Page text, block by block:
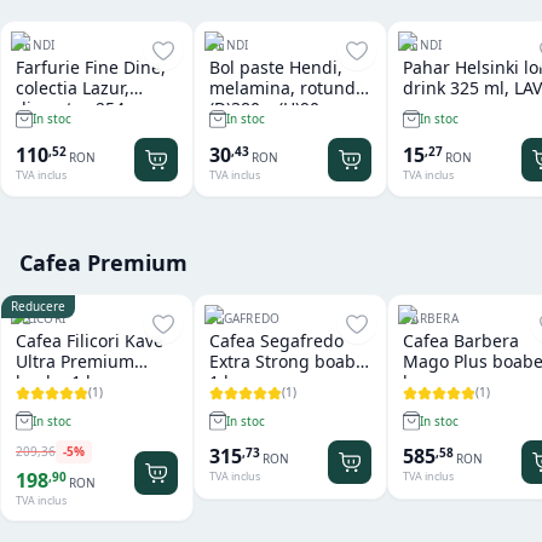
HENDI
Farfurie Fine Dine,
colectia Lazur,
diametru 254 mm,
portelan decorat
manual
In stoc
110,52 RON
TVA inclus
HENDI
Bol paste Hendi,
melamina, rotund
(D)380 x (H)90 mm
In stoc
30,43 RON
TVA inclus
HENDI
Pahar Helsinki
drink 325 ml, LAV
In stoc
15,27 RON
TVA inclus
Cafea Premium
Reducere
FILICORI
Cafea Filicori Kave
Ultra Premium
boabe 1 kg
(1)
In stoc
209,36 -5%
198,90 RON
TVA inclus
SEGAFREDO
Cafea Segafredo
Extra Strong boabe
1 kg
(1)
In stoc
315,73 RON
TVA inclus
BARBERA
Cafea Barbera
Mago Plus
kg
(1)
In stoc
585,58 RON
TVA inclus